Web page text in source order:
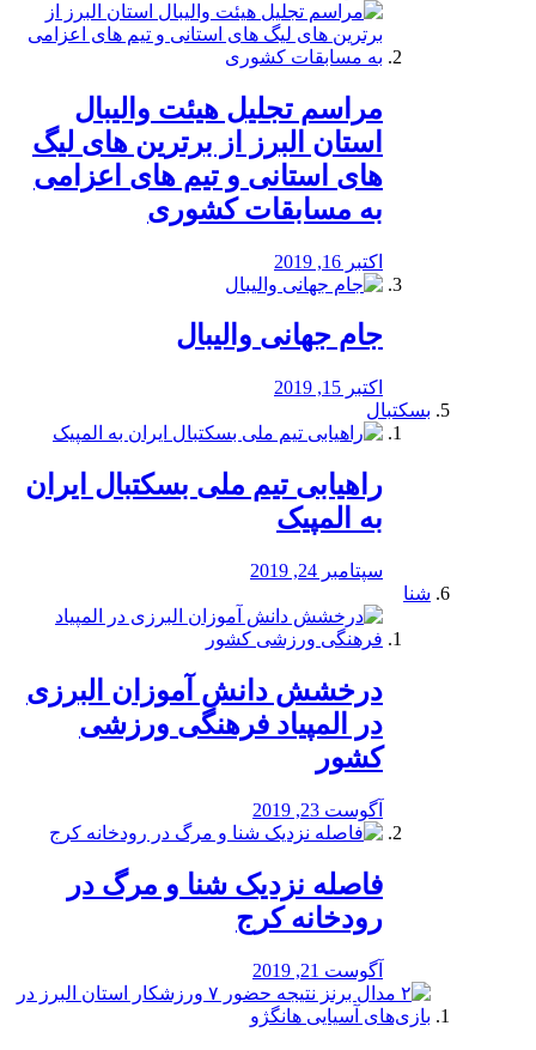
مراسم تجلیل هیئت والیبال
استان البرز از برترین های لیگ
های استانی و تیم های اعزامی
به مسابقات کشوری
اکتبر 16, 2019
جام جهانی والیبال
اکتبر 15, 2019
بسکتبال
راهیابی تیم ملی بسکتبال ایران
به المپیک
سپتامبر 24, 2019
شنا
درخشش دانش آموزان البرزی
در المپیاد فرهنگی ورزشی
کشور
آگوست 23, 2019
️فاصله نزدیک شنا و مرگ در
رودخانه کرج
آگوست 21, 2019